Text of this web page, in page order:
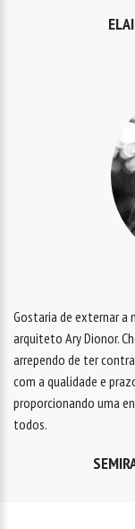
Gostaria de externar a
arquiteto Ary Dionor.
arrependo de ter
com a qualidade e
proporcionando uma
todos.